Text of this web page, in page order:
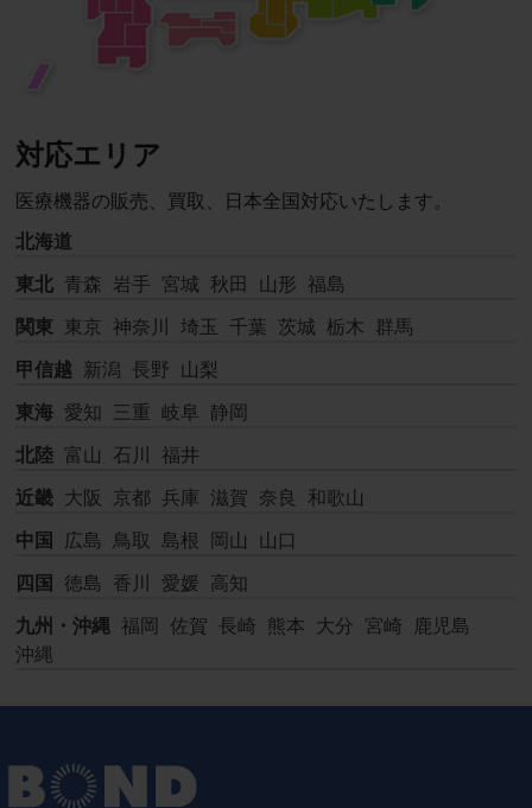
対応エリア
医療機器の販売、買取、日本全国対応いたします。
北海道
東北 青森 岩手 宮城 秋田 山形 福島
関東 東京 神奈川 埼玉 千葉 茨城 栃木 群馬
甲信越 新潟 長野 山梨
東海 愛知 三重 岐阜 静岡
北陸 富山 石川 福井
近畿 大阪 京都 兵庫 滋賀 奈良 和歌山
中国 広島 鳥取 島根 岡山 山口
四国 徳島 香川 愛媛 高知
九州・沖縄 福岡 佐賀 長崎 熊本 大分 宮崎 鹿児島
沖縄